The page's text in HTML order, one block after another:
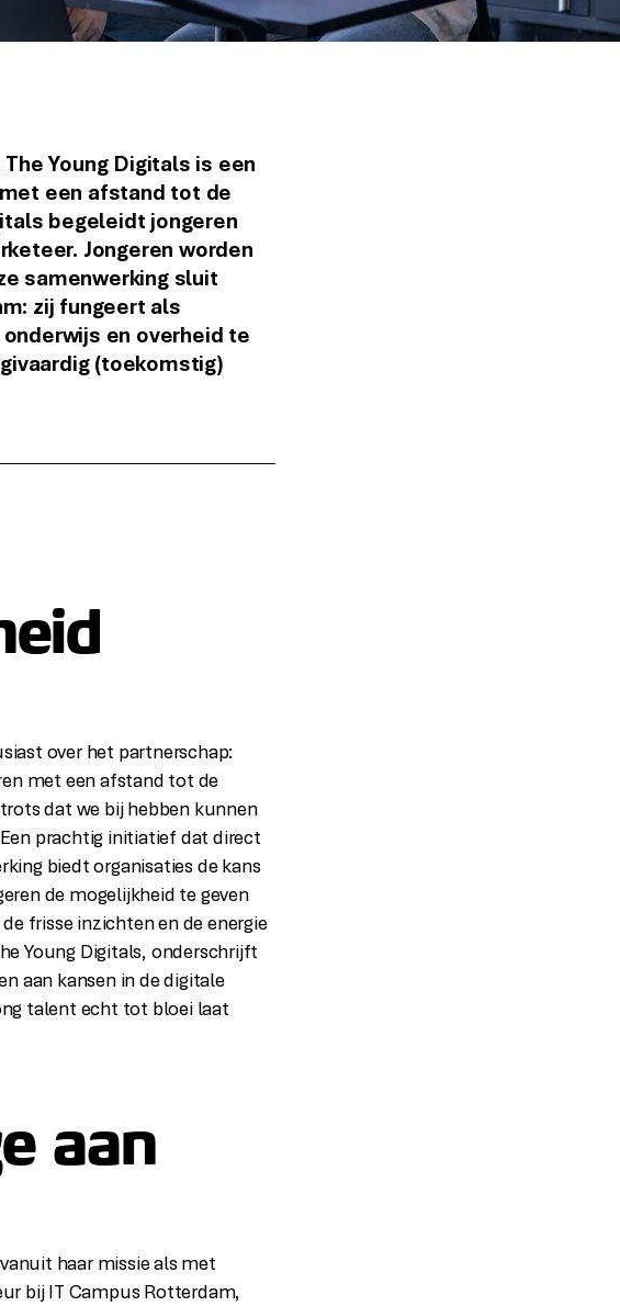
Young Digitals is een
een afstand tot de
begeleidt jongeren
Jongeren worden
samenwerking sluit
zij fungeert als
en overheid te
(toekomstig)
over het partnerschap:
met een afstand tot de
dat we bij hebben kunnen
prachtig initiatief dat direct
biedt organisaties de kans
de mogelijkheid te geven
frisse inzichten en de energie
Young Digitals, onderschrijft
aan kansen in de digitale
talent echt tot bloei laat
aan
haar missie als met
bij IT Campus Rotterdam,